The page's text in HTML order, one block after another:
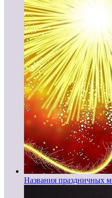
Названия праздничных